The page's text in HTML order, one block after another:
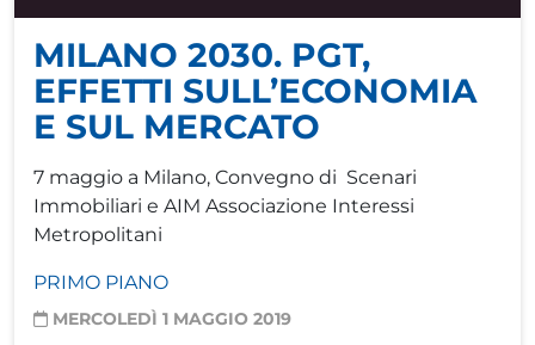
MILANO 2030. PGT,
EFFETTI SULL’ECONOMIA
E SUL MERCATO
7 maggio a Milano, Convegno di Scenari
Immobiliari e AIM Associazione Interessi
Metropolitani
PRIMO PIANO
MERCOLEDÌ 1 MAGGIO 2019